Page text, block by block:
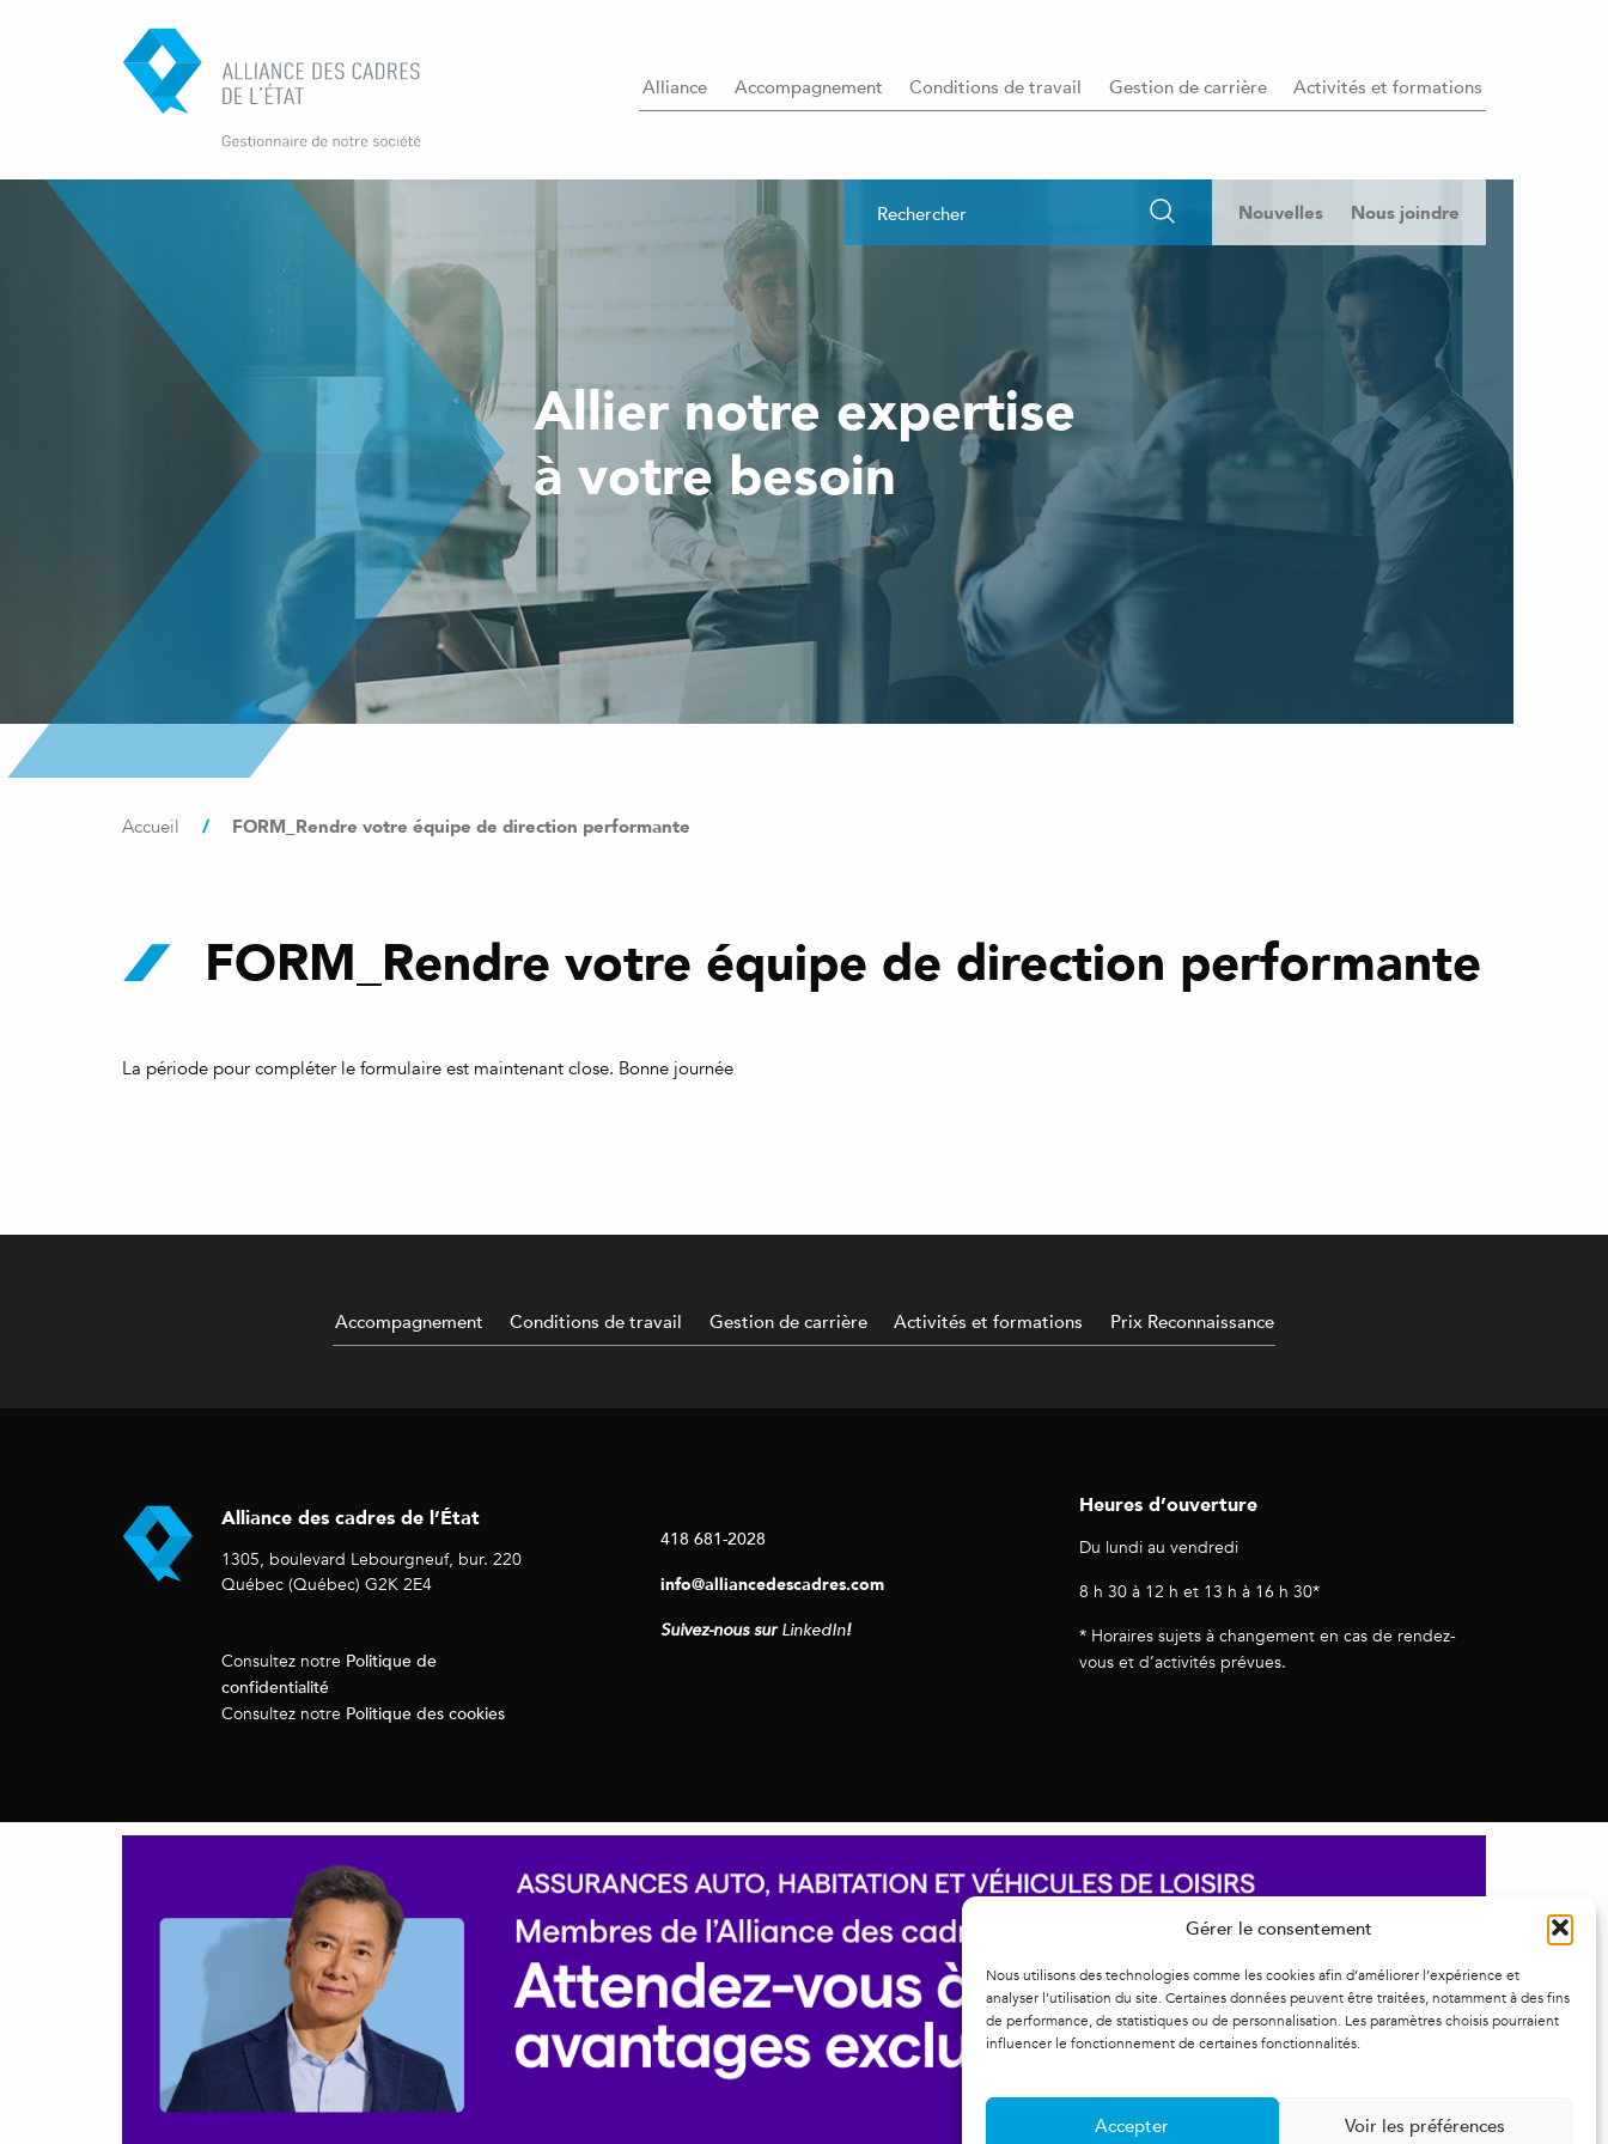
Gérer le consentement
Nous utilisons des technologies comme les cookies afin d’améliorer l’expérience et
analyser l’utilisation du site. Certaines données peuvent être traitées, notamment à des fins
de performance, de statistiques ou de personnalisation. Les paramètres choisis pourraient
influencer le fonctionnement de certaines fonctionnalités.
Accepter Voir les préférences
Alliance Accompagnement Conditions de travail Gestion de carrière Activités et formations
Nouvelles Nous joindre
Allier notre expertise
à votre besoin
Accueil / FORM_Rendre votre équipe de direction performante
FORM_Rendre votre équipe de direction performante
La période pour compléter le formulaire est maintenant close. Bonne journée
Accompagnement Conditions de travail Gestion de carrière Activités et formations Prix Reconnaissance
Alliance des cadres de l’État
1305, boulevard Lebourgneuf, bur. 220
Québec (Québec) G2K 2E4
Consultez notre Politique de
confidentialité
Consultez notre Politique des cookies
418 681-2028
info@alliancedescadres.com
Suivez-nous surLinkedIn!
Heures d’ouverture
Du lundi au vendredi
8 h 30 à 12 h et 13 h à 16 h 30*
* Horaires sujets à changement en cas de rendez-
vous et d’activités prévues.